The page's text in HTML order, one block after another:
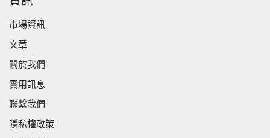
市場資訊
文章
關於我們
實用訊息
聯繫我們
隱私權政策